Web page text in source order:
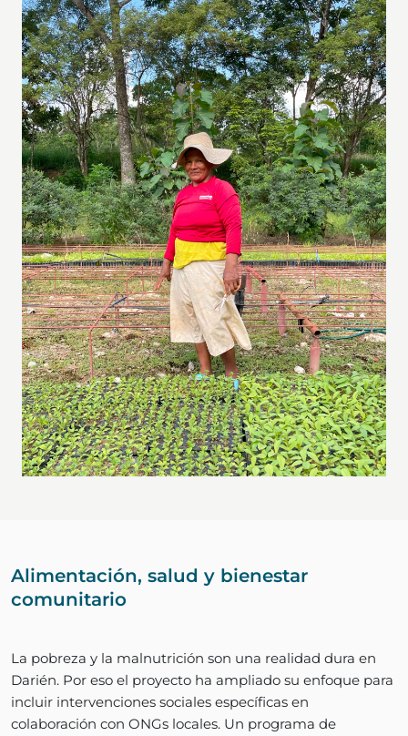
Alimentación, salud y bienestar
comunitario
La pobreza y la malnutrición son una realidad dura en
Darién. Por eso el proyecto ha ampliado su enfoque para
incluir intervenciones sociales específicas en
colaboración con ONGs locales. Un programa de